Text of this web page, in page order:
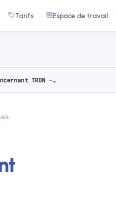
Tarifs Espace de travail
Mythes, erreurs et idées fausses courants concernant TRON – Démentis !